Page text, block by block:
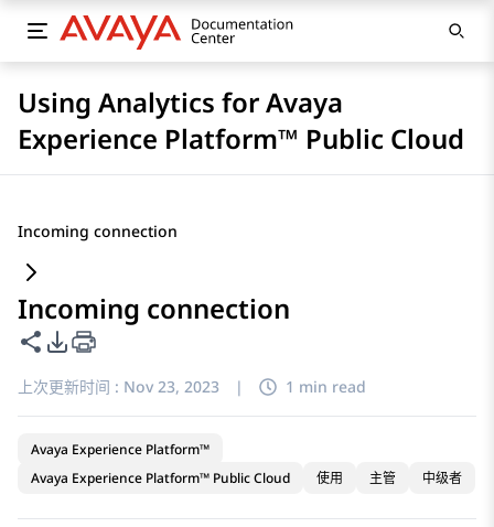
Using Analytics for Avaya
Experience Platform™ Public Cloud
Incoming connection
Incoming connection
共享此页面
PDF 导出选项
上次更新时间 : Nov 23, 2023 | 1 min read
Avaya Experience Platform™
Avaya Experience Platform™ Public Cloud
使用 主管 中级者